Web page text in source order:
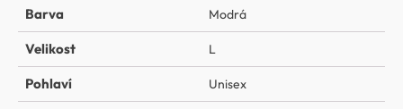
Barva Modrá
Velikost L
Pohlaví Unisex